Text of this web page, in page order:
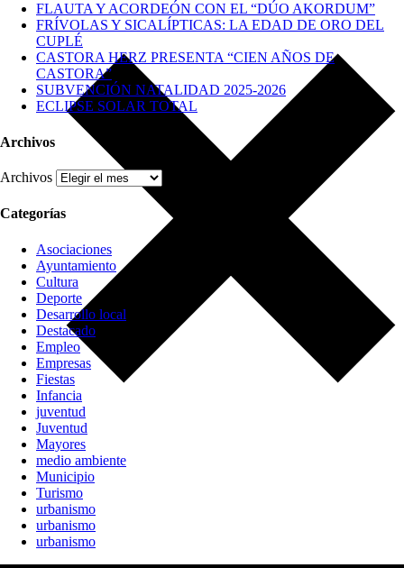
FLAUTA Y ACORDEÓN CON EL “DÚO AKORDUM”
FRÍVOLAS Y SICALÍPTICAS: LA EDAD DE ORO DEL
CUPLÉ
CASTORA HERZ PRESENTA “CIEN AÑOS DE
CASTORA”
SUBVENCIÓN NATALIDAD 2025-2026
ECLIPSE SOLAR TOTAL
Archivos
Archivos
Categorías
Asociaciones
Ayuntamiento
Cultura
Deporte
Desarrollo local
Destacado
Empleo
Empresas
Fiestas
Infancia
juventud
Juventud
Mayores
medio ambiente
Municipio
Turismo
urbanismo
urbanismo
urbanismo